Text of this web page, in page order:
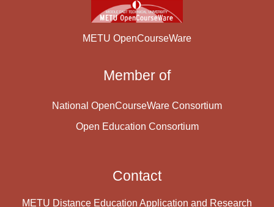
METU OpenCourseWare
Member of
National OpenCourseWare Consortium
Open Education Consortium
Contact
METU Distance Education Application and Research